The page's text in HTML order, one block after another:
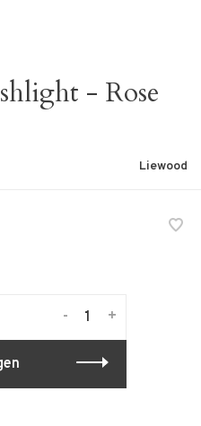
- Rose
Liewood
+
-